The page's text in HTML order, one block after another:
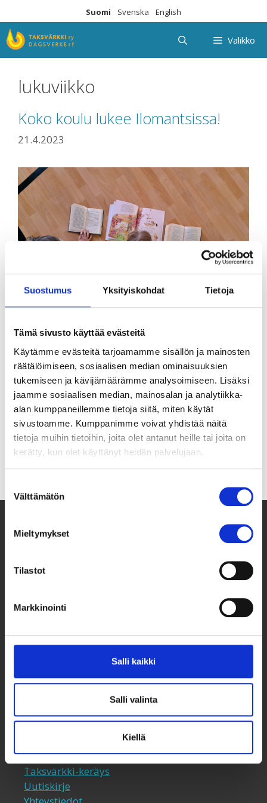
Suostumus Yksityiskohdat Tietoja
Tämä sivusto käyttää evästeitä
Käytämme evästeitä tarjoamamme sisällön ja mainosten
räätälöimiseen, sosiaalisen median ominaisuuksien
tukemiseen ja kävijämäärämme analysoimiseen. Lisäksi
jaamme sosiaalisen median, mainosalan ja analytiikka-
alan kumppaneillemme tietoja siitä, miten käytät
sivustoamme. Kumppanimme voivat yhdistää näitä
tietoja muihin tietoihin, joita olet antanut heille tai joita on
kerätty, kun olet käyttänyt heidän palvelujaan.
valinta
Välttämätön
Mieltymykset
Tilastot
Markkinointi
Salli kaikki
Salli valinta
Kiellä
sisältöön
Suomi Svenska English
Valikko
lukuviikko
Koko koulu lukee Ilomantsissa!
21.4.2023
Tänä keväänä Pogostan peruskoulussa
Ilomantsissa osallistuttiin Lukuralliin koko
koulun voimin. …
Lue lisää
Taksvärkki ry
Siltasaarenkatu 4, 7. krs,
00530 Helsinki
050 341 5507
taksvarkki@taksvarkki.fi
Taksvärkki-keräys
Uutiskirje